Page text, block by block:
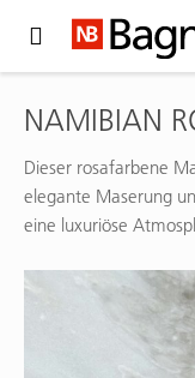
NAMIBIAN
Dieser rosafarbene
elegante Maserung
eine luxuriöse